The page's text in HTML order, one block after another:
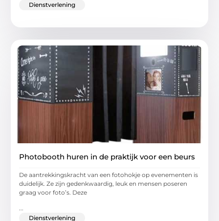
Dienstverlening
Photobooth huren in de praktijk voor een beurs
De aantrekkingskracht van een fotohokje op evenementen is
duidelijk. Ze zijn gedenkwaardig, leuk en mensen poseren
graag voor foto’s. Deze
...
Dienstverlening